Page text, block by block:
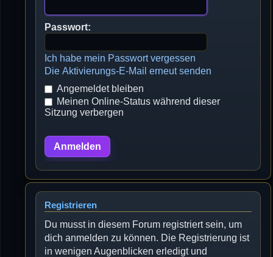
Passwort:
Ich habe mein Passwort vergessen
Die Aktivierungs-E-Mail erneut senden
Angemeldet bleiben
Meinen Online-Status während dieser
Sitzung verbergen
Registrieren
Du musst in diesem Forum registriert sein, um
dich anmelden zu können. Die Registrierung ist
in wenigen Augenblicken erledigt und